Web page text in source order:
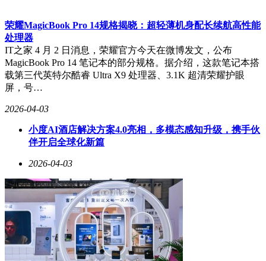
荣耀MagicBook Pro 14规格揭晓：超轻薄机身配长续航高性能
处理器
IT之家 4 月 2 日消息，荣耀官方今天在微博发文，公布
MagicBook Pro 14 笔记本的部分规格。据介绍，这款笔记本搭
载第三代英特尔酷睿 Ultra X9 处理器、3.1K 超清荣耀护眼
屏，号…
2026-04-03
小度AI酒店解决方案4.0亮相，多模态感知升级，携手伙
伴开启全球化新篇
2026-04-03